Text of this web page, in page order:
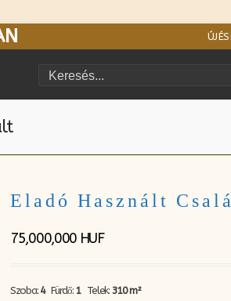
ÚJ
Keresése:
Eladó Használt
75,000,000 HUF
Szoba: 4 Fürdő: 1 Telek: 310 m²